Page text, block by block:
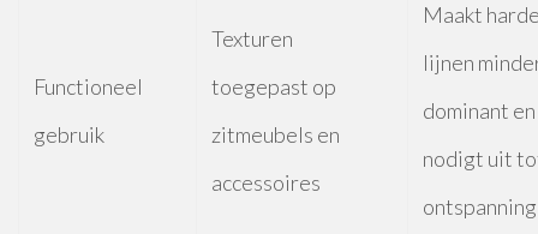
Functioneel
gebruik
Texturen
toegepast op
zitmeubels en
accessoires
Maakt
lijnen
dominant en
nodigt uit
ontspanning